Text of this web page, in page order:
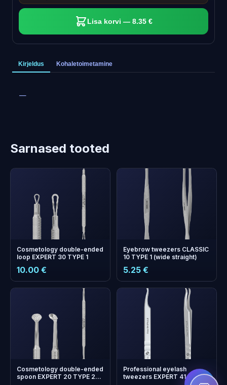
Lisa korvi — 8.35 €
Kirjeldus Kohaletoimetamine
—
Sarnased tooted
Cosmetology double-ended
loop EXPERT 30 TYPE 1
10.00 €
Eyebrow tweezers CLASSIC
10 TYPE 1 (wide straight)
5.25 €
Cosmetology double-ended
spoon EXPERT 20 TYPE 2
Professional eyelash
tweezers EXPERT 41 TYPE 1
+ boonuspunkti
Kogu ja säästa järgmisel